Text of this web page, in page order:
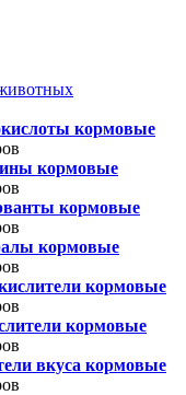
кормовые
кормовые
кормовые
кормовые
кормовые
кормовые
вкуса кормовые